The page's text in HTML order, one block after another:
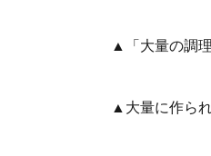
▲「大量の調
▲大量に作ら